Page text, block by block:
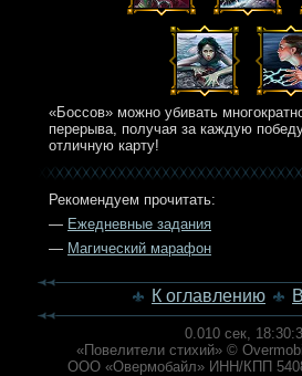
«Боссов» можно убивать
перерыва, получая за каждую
отличную карту!
Рекомендуем прочитать:
— Ежедневные задания
— Магический марафон
К оглавлению
0.010 сек,
«Повелители стихий» ©
ООО «Овермобайл» ИНН/КПП